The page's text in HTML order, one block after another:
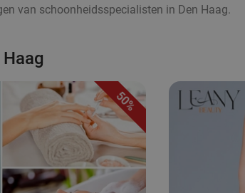
van schoonheidsspecialisten in Den Haag.
50%